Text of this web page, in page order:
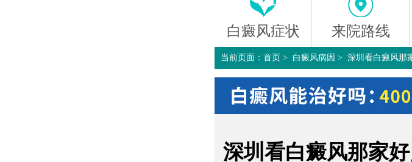
白癜风症状 来院路线
当前页面： 首页 > 白癜风病因 > 深圳看白癜风那
深圳看白癜风那家